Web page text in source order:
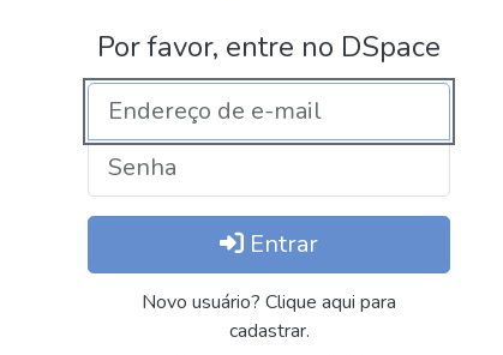
Por favor, entre no DSpace
Entrar
Novo usuário? Clique aqui para
cadastrar.